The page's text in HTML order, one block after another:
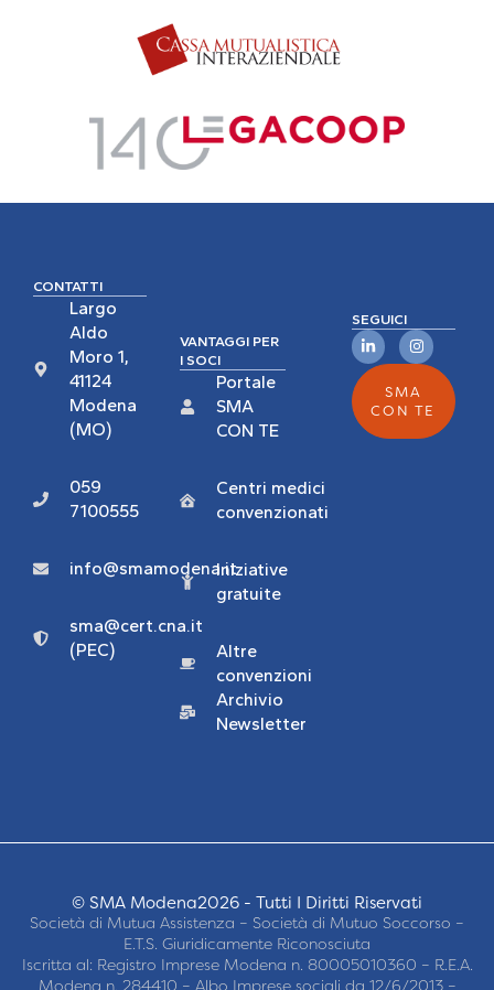
CONTATTI
Largo
Aldo
Moro 1,
41124
Modena
(MO)
059
7100555
info@smamodena.it
sma@cert.cna.it
(PEC)
VANTAGGI PER
I SOCI
Portale
SMA
CON TE
Centri medici
convenzionati
Iniziative
gratuite
Altre
convenzioni
Archivio
Newsletter
SEGUICI
SMA
CON TE
© SMA Modena2026 - Tutti I Diritti Riservati
Società di Mutua Assistenza – Società di Mutuo Soccorso –
E.T.S. Giuridicamente Riconosciuta
Iscritta al: Registro Imprese Modena n. 80005010360 – R.E.A.
Modena n. 284410 – Albo Imprese sociali da 12/6/2013 –